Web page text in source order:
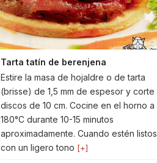
Tarta tatín de berenjena
Estire la masa de hojaldre o de tarta
(brisse) de 1,5 mm de espesor y corte
discos de 10 cm. Cocine en el horno a
180°C durante 10-15 minutos
aproximadamente. Cuando estén listos,
con un ligero tono [+]